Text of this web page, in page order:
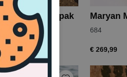
nomade badpak Maryan
684
€ 269,99